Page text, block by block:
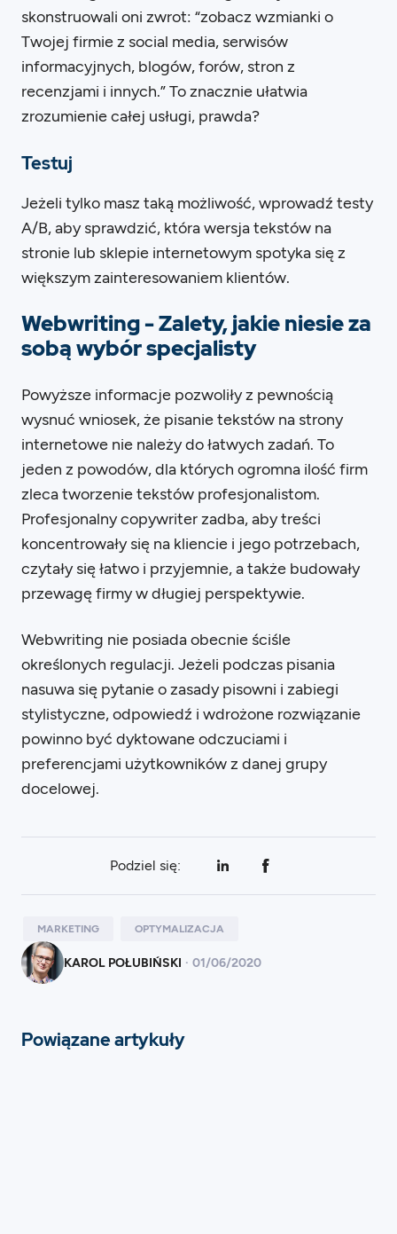
skonstruowali oni zwrot: “zobacz wzmianki o
Twojej firmie z social media, serwisów
informacyjnych, blogów, forów, stron z
recenzjami i innych.” To znacznie ułatwia
zrozumienie całej usługi, prawda?
Testuj
Jeżeli tylko masz taką możliwość, wprowadź testy
A/B, aby sprawdzić, która wersja tekstów na
stronie lub sklepie internetowym spotyka się z
większym zainteresowaniem klientów.
Webwriting - Zalety, jakie niesie za
sobą wybór specjalisty
Powyższe informacje pozwoliły z pewnością
wysnuć wniosek, że pisanie tekstów na strony
internetowe nie należy do łatwych zadań. To
jeden z powodów, dla których ogromna ilość firm
zleca tworzenie tekstów profesjonalistom.
Profesjonalny copywriter zadba, aby treści
koncentrowały się na kliencie i jego potrzebach,
czytały się łatwo i przyjemnie, a także budowały
przewagę firmy w długiej perspektywie.
Webwriting nie posiada obecnie ściśle
określonych regulacji. Jeżeli podczas pisania
nasuwa się pytanie o zasady pisowni i zabiegi
stylistyczne, odpowiedź i wdrożone rozwiązanie
powinno być dyktowane odczuciami i
preferencjami użytkowników z danej grupy
docelowej.
Podziel się:
KAROL POŁUBIŃSKI · 01/06/2020
MARKETING OPTYMALIZACJA
Powiązane artykuły